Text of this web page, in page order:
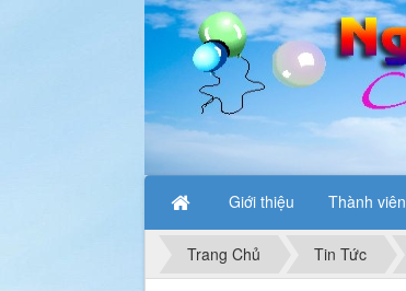
Giới thiệu Thành viên
Trang Chủ Tin Tức